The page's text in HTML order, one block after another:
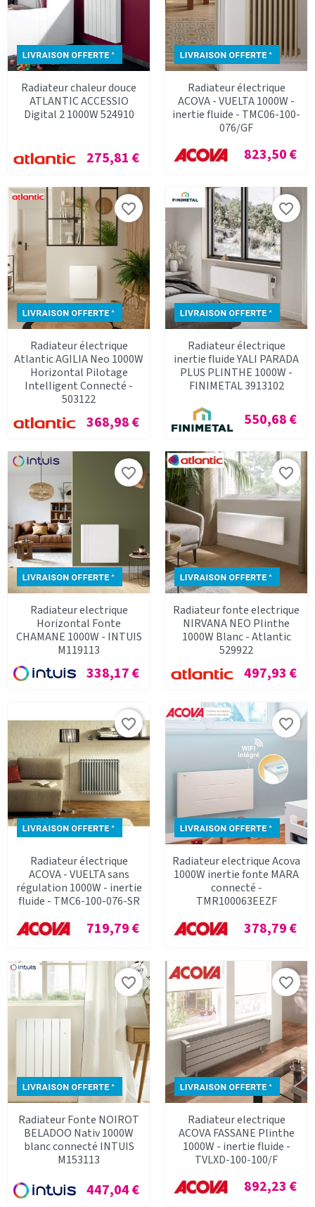
Radiateur chaleur douce
ATLANTIC ACCESSIO
Digital 2 1000W 524910
Prix
275,81 €
Radiateur électrique
ACOVA - VUELTA 1000W -
inertie fluide - TMC06-100-
076/GF
Prix
823,50 €
Radiateur électrique
Atlantic AGILIA Neo 1000W
Horizontal Pilotage
Intelligent Connecté -
503122
Prix
368,98 €
favorite_border
Radiateur électrique
inertie fluide YALI PARADA
PLUS PLINTHE 1000W -
FINIMETAL 3913102
Prix
550,68 €
favorite_border
Radiateur electrique
Horizontal Fonte
CHAMANE 1000W - INTUIS
M119113
Prix
338,17 €
favorite_border
Radiateur fonte electrique
NIRVANA NEO Plinthe
1000W Blanc - Atlantic
529922
Prix
497,93 €
favorite_border
Radiateur électrique
ACOVA - VUELTA sans
régulation 1000W - inertie
fluide - TMC6-100-076-SR
Prix
719,79 €
favorite_border
Radiateur electrique Acova
1000W inertie fonte MARA
connecté -
TMR100063EEZF
Prix
378,79 €
favorite_border
Radiateur Fonte NOIROT
BELADOO Nativ 1000W
blanc connecté INTUIS
M153113
Prix
447,04 €
favorite_border
Radiateur electrique
ACOVA FASSANE Plinthe
1000W - inertie fluide -
TVLXD-100-100/F
Prix
892,23 €
favorite_border